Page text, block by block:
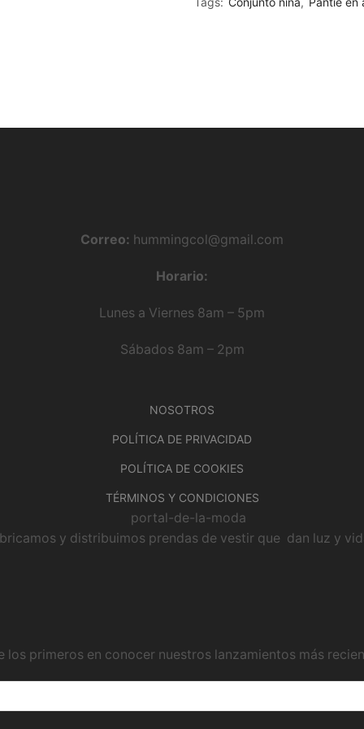
quantity
Correo: hummingcol@gmail.com
Horario:
Lunes a Viernes 8am – 5pm
Sábados 8am – 2pm
NOSOTROS
POLÍTICA DE PRIVACIDAD
POLÍTICA DE COOKIES
TÉRMINOS Y CONDICIONES
y distribuimos prendas de vestir que dan luz y
los primeros en conocer nuestros lanzamientos más